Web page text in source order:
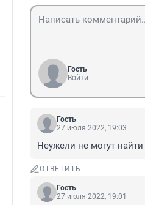
Гость
Войти
Гость
27 июля 2022, 19:03
Неужели не могут
ОТВЕТИТЬ
Гость
27 июля 2022, 19:01